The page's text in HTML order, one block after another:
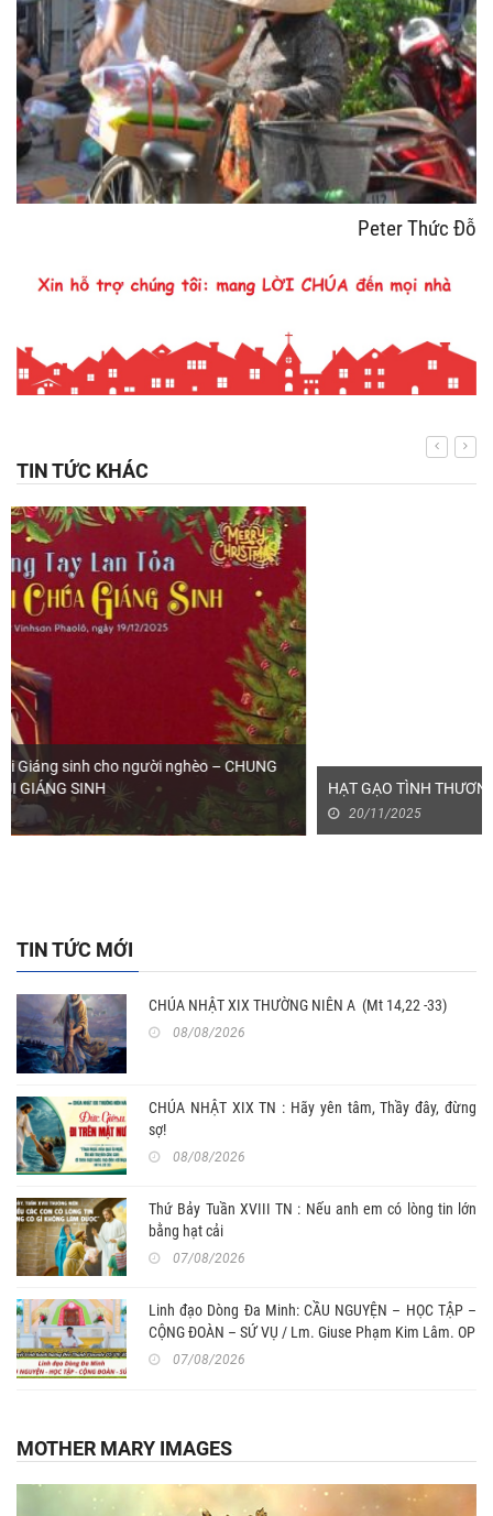
Peter Thức Đỗ
TIN TỨC KHÁC
HẠT GẠO TÌNH THƯƠNG – Chia sẻ yêu thương từ trái tim
20/11/2025
TIN TỨC MỚI
CHÚA NHẬT XIX THƯỜNG NIÊN A (Mt 14,22 -33)
08/08/2026
CHÚA NHẬT XIX TN : Hãy yên tâm, Thầy đây, đừng
sợ!
08/08/2026
Thứ Bảy Tuần XVIII TN : Nếu anh em có lòng tin lớn
bằng hạt cải
07/08/2026
Linh đạo Dòng Đa Minh: CẦU NGUYỆN – HỌC TẬP –
CỘNG ĐOÀN – SỨ VỤ / Lm. Giuse Phạm Kim Lâm. OP
07/08/2026
MOTHER MARY IMAGES